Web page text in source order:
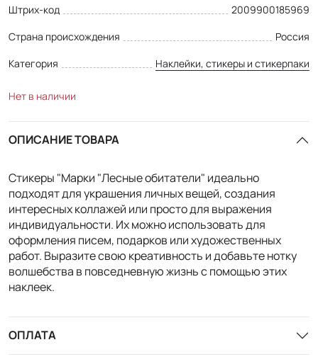
Штрих-код
2009900185969
Страна происхождения
Россия
Категория
Наклейки, стикеры и стикерпаки
Нет в наличии
ОПИСАНИЕ ТОВАРА
Стикеры "Марки "Лесные обитатели" идеально
подходят для украшения личных вещей, создания
интересных коллажей или просто для выражения
индивидуальности. Их можно использовать для
оформления писем, подарков или художественных
работ. Выразите свою креативность и добавьте нотку
волшебства в повседневную жизнь с помощью этих
наклеек.
ОПЛАТА